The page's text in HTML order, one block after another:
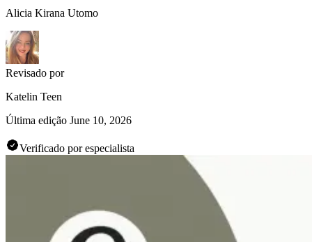
Alicia Kirana Utomo
Revisado por
Katelin Teen
Última edição June 10, 2026
Verificado por especialista